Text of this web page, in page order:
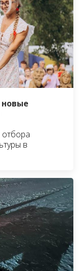
отбора
в